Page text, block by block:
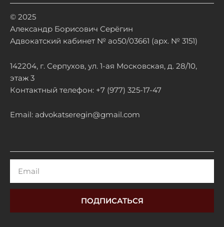
© 2025
Александр Борисович Серёгин
Адвокатский кабинет № ао50/03661 (арх. № 3151)
142204, г. Серпухов, ул. 1-ая Московская, д. 28/10,
этаж 3
Контактный телефон: +7 (977) 325-17-47
Email: advokatseregin@gmail.com
ПОДПИСАТЬСЯ